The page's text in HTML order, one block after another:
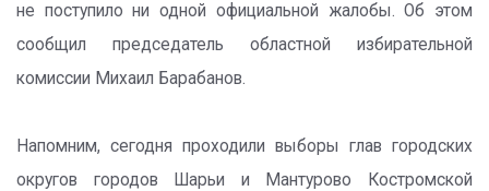
не поступило ни одной официальной жалобы. Об этом
сообщил председатель областной избирательной
комиссии Михаил Барабанов.
Напомним, сегодня проходили выборы глав городских
округов городов Шарьи и Мантурово Костромской